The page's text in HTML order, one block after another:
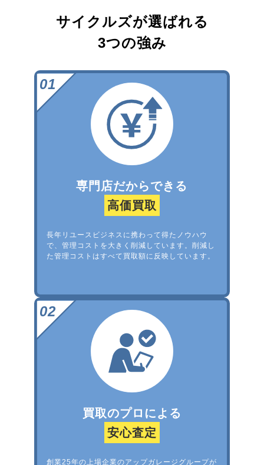
サイクルズが選ばれる
3つの強み
専門店だからできる
高価買取
長年リユースビジネスに携わって得たノウハウ
で、管理コストを大きく削減しています。削減し
た管理コストはすべて買取額に反映しています。
買取のプロによる
安心査定
創業25年の上場企業のアップガレージグループが